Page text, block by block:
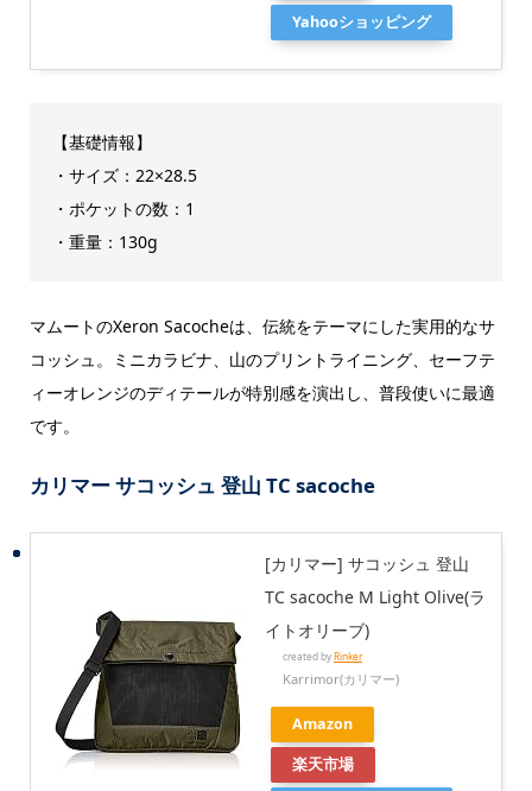
Yahooショッピング
【基礎情報】
・サイズ：22×28.5
・ポケットの数：1
・重量：130g
マムートのXeron Sacocheは、伝統をテーマにした実用的なサ
コッシュ。ミニカラビナ、山のプリントライニング、セーフテ
ィーオレンジのディテールが特別感を演出し、普段使いに最適
です。
カリマー サコッシュ 登山 TC sacoche
[カリマー] サコッシュ 登山
TC sacoche M Light Olive(ラ
イトオリーブ)
created byRinker
Karrimor(カリマー)
Amazon
楽天市場